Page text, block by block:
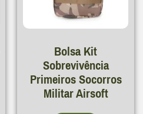
Bolsa Kit
Sobrevivência
Primeiros Socorros
Militar Airsoft